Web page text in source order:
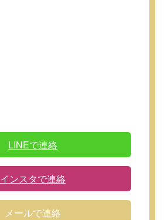
LINEで連絡
インスタで連絡
メールで連絡